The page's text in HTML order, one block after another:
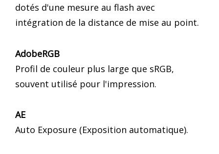
dotés d'une mesure au flash avec
intégration de la distance de mise au point.
AdobeRGB
Profil de couleur plus large que sRGB,
souvent utilisé pour l'impression.
AE
Auto Exposure (Exposition automatique).